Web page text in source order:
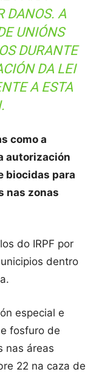
DANOS. A
UNIÓNS
DURANTE
DA LEI
A ESTA
como a
autorización
biocidas para
nas zonas
do IRPF por
dentro
especial e
fosfuro de
nas áreas
22 na caza de